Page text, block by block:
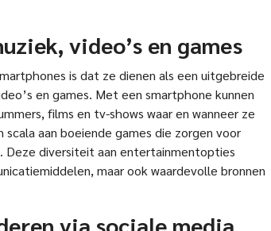
video’s en games
is dat ze dienen als een uitgebreide
en games. Met een smartphone kunnen
films en tv-shows waar en wanneer ze
aan boeiende games die zorgen voor
Deze diversiteit aan entertainmentopties
maar ook waardevolle bronnen
via sociale media